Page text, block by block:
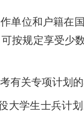
单位和户籍在
按规定享受少
有关专项计划
役大学生士兵计